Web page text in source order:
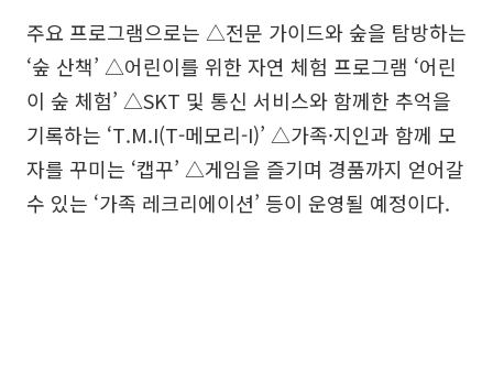
주요 프로그램으로는 △전문 가이드와 숲을 탐방하는
‘숲 산책’ △어린이를 위한 자연 체험 프로그램 ‘어린
이 숲 체험’ △SKT 및 통신 서비스와 함께한 추억을
기록하는 ‘T.M.I(T-메모리-I)’ △가족·지인과 함께 모
자를 꾸미는 ‘캡꾸’ △게임을 즐기며 경품까지 얻어갈
수 있는 ‘가족 레크리에이션’ 등이 운영될 예정이다.